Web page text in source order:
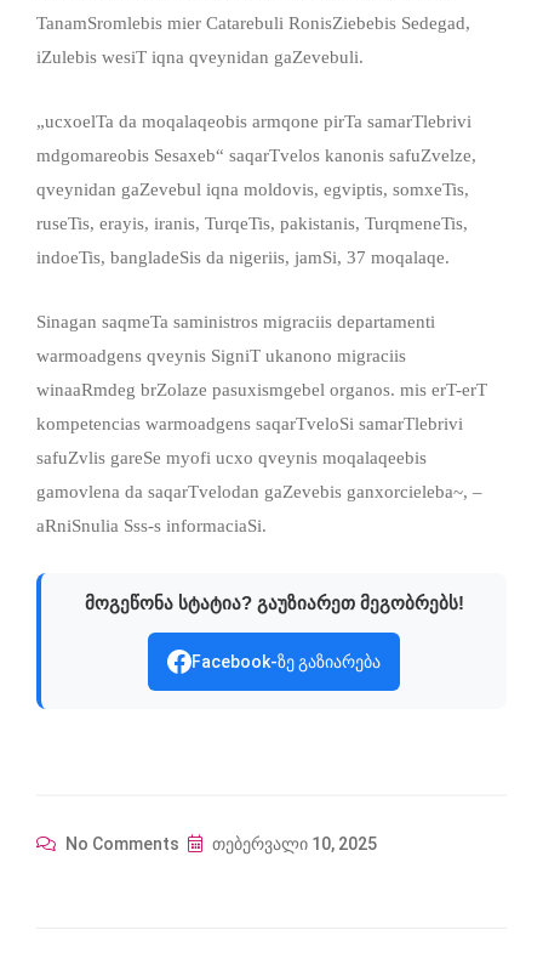
TanamSromlebis mier Catarebuli RonisZiebebis Sedegad,
iZulebis wesiT iqna qveynidan gaZevebuli.
„ucxoelTa da moqalaqeobis armqone pirTa samarTlebrivi
mdgomareobis Sesaxeb“ saqarTvelos kanonis safuZvelze,
qveynidan gaZevebul iqna moldovis, egviptis, somxeTis,
ruseTis, erayis, iranis, TurqeTis, pakistanis, TurqmeneTis,
indoeTis, bangladeSis da nigeriis, jamSi, 37 moqalaqe.
Sinagan saqmeTa saministros migraciis departamenti
warmoadgens qveynis SigniT ukanono migraciis
winaaRmdeg brZolaze pasuxismgebel organos. mis erT-erT
kompetencias warmoadgens saqarTveloSi samarTlebrivi
safuZvlis gareSe myofi ucxo qveynis moqalaqeebis
gamovlena da saqarTvelodan gaZevebis ganxorcieleba~, –
aRniSnulia Sss-s informaciaSi.
მოგეწონა სტატია? გაუზიარეთ მეგობრებს!
Facebook-ზე გაზიარება
No Comments თებერვალი 10, 2025